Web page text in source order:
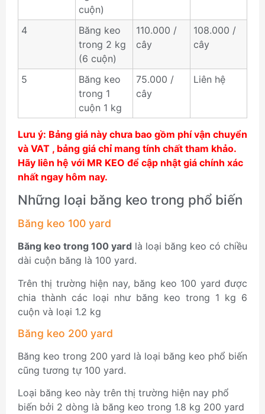
cuộn)
4
Băng keo
trong 2 kg
(6 cuộn)
110.000 /
cây
108.000 /
cây
5
Băng keo
trong 1
cuộn 1 kg
75.000 /
cây
Liên hệ
Lưu ý: Bảng giá này chưa bao gồm phí vận chuyển
và VAT , bảng giá chỉ mang tính chất tham khảo.
Hãy liên hệ với MR KEO để cập nhật giá chính xác
nhất ngay hôm nay.
Những loại băng keo trong phổ biến
Băng keo 100 yard
Băng keo trong 100 yard là loại băng keo có chiều
dài cuộn băng là 100 yard.
Trên thị trường hiện nay, băng keo 100 yard được
chia thành các loại như băng keo trong 1 kg 6
cuộn và loại 1.2 kg
Băng keo 200 yard
Băng keo trong 200 yard là loại băng keo phổ biến
cũng tương tự 100 yard.
Loại băng keo này trên thị trường hiện nay phổ
biến bởi 2 dòng là băng keo trong 1.8 kg 200 yard